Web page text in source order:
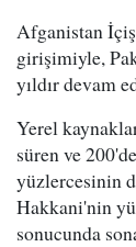
Afganistan
girişimiyle,
yıldır devam
Yerel
süren ve
yüzlercesinin
Hakkani'nin
sonucunda